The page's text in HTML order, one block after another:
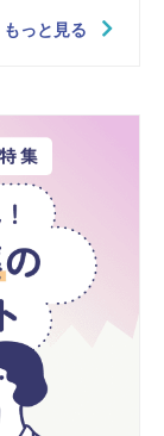
もっと見る